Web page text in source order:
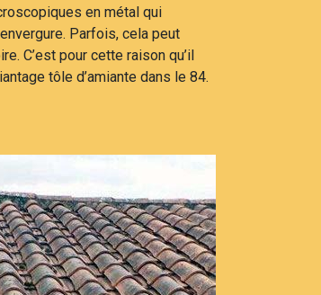
en métal qui
Parfois, cela peut
C’est pour cette raison qu’il
tôle d’amiante dans le 84.